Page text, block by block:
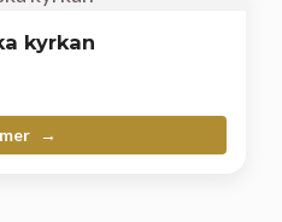
kyrkan